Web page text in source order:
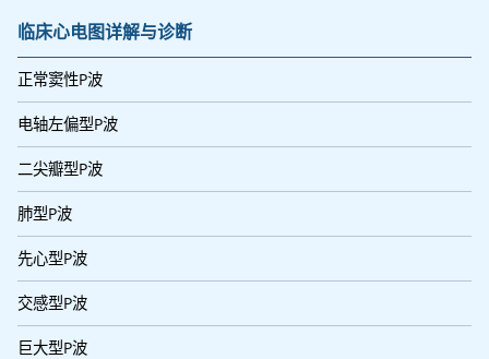
临床心电图详解与诊断
正常窦性P波
电轴左偏型P波
二尖瓣型P波
肺型P波
先心型P波
交感型P波
巨大型P波